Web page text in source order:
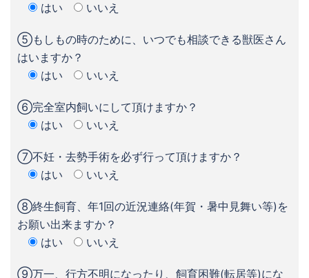
はい
いいえ
⑤もしもの時のために、いつでも相談できる獣医さん
はいますか？
はい
いいえ
⑥完全室内飼いにして頂けますか？
はい
いいえ
⑦不妊・去勢手術を必ず行って頂けますか？
はい
いいえ
⑧終生飼育、年1回の近況連絡(年賀・暑中見舞い等)を
お願い出来ますか？
はい
いいえ
⑨万一、行方不明になったり、飼育困難(転居等)にな